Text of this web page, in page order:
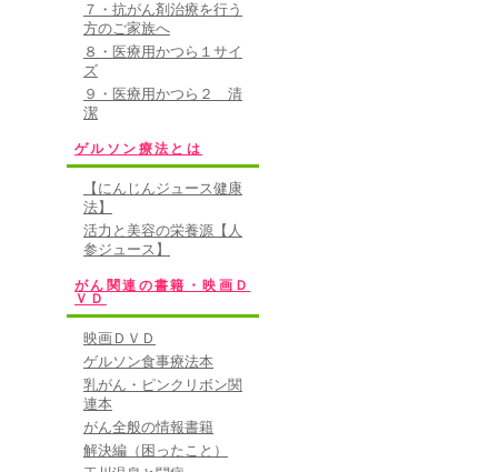
７・抗がん剤治療を行う
方のご家族へ
８・医療用かつら１サイ
ズ
９・医療用かつら２ 清
潔
ゲルソン療法とは
【にんじんジュース健康
法】
活力と美容の栄養源【人
参ジュース】
がん関連の書籍・映画Ｄ
ＶＤ
映画ＤＶＤ
ゲルソン食事療法本
乳がん・ピンクリボン関
連本
がん全般の情報書籍
解決編（困ったこと）